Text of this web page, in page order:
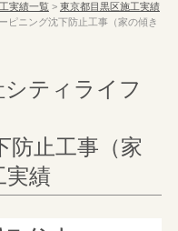
実績一覧> 東京都目黒区施工実績
ピニング沈下防止工事（家の傾き
ティライフ
防止工事（家
実績